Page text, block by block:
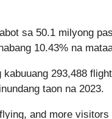
sa 50.1 milyong
10.43% na
kabuuang 293,488
taon na 2023.
and more